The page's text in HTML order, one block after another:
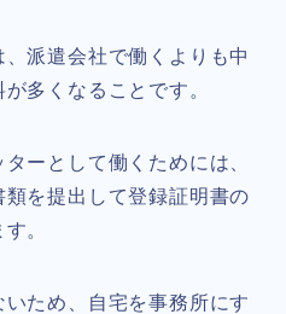
派遣会社で働くよりも中
多くなることです。
ーとして働くためには、
を提出して登録証明書の
。
ため、自宅を事務所にす